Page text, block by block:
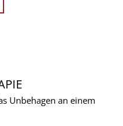
Unbehagen an einem